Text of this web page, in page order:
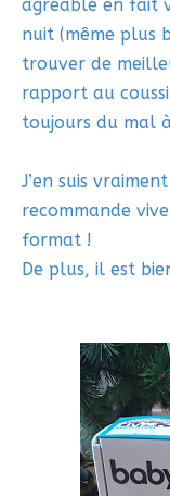
agréable en fait
nuit (même plus
trouver de
rapport au
toujours du mal
J’en suis
recommande
format !
De plus, il est